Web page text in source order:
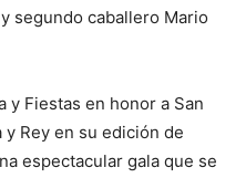
segundo caballero Mario
y Fiestas en honor a San
Rey en su edición de
espectacular gala que se